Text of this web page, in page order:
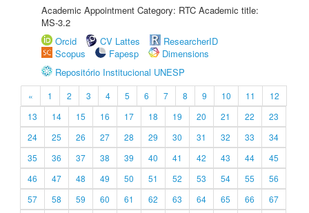
Academic Appointment Category: RTC Academic title:
MS-3.2
Orcid
CV Lattes
ResearcherID
Scopus
Fapesp
Dimensions
Repositório Institucional UNESP
« 1 2 3 4 5 6 7 8 9 10 11
12
13
14 15 16 17 18 19 20 21 22
23
24
25 26 27 28 29 30 31 32 33
34
35
36 37 38 39 40 41 42 43 44
45
46
47 48 49 50 51 52 53 54 55
56
57
58 59 60 61 62 63 64 65 66
67